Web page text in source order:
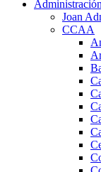
Joan
CCAA